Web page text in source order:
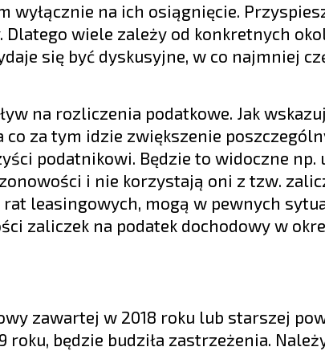
wyłącznie na ich osiągnięcie.
wiele zależy od konkretnych
się być dyskusyjne, w co najmniej
na rozliczenia podatkowe. Jak
co za tym idzie zwiększenie
podatnikowi. Będzie to widoczne np.
i nie korzystają oni z tzw.
leasingowych, mogą w pewnych
zaliczek na podatek dochodowy w
zawartej w 2018 roku lub starszej
roku, będzie budziła zastrzeżenia.